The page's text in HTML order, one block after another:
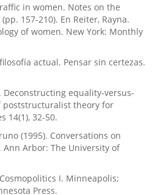
in women. Notes on the
157-210). En Reiter, Rayna.
of women. New York: Monthly
actual. Pensar sin certezas.
Deconstructing equality-versus-
poststructuralist theory for
14(1), 32-50.
(1995). Conversations on
Arbor: The University of
I. Minneapolis;
Press.